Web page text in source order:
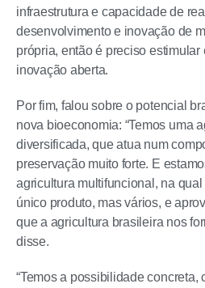
infraestrutura e capacidade de
desenvolvimento e inovação de
própria, então é preciso estimular
inovação aberta.
Por fim, falou sobre o potencial
nova bioeconomia: “Temos uma
diversificada, que atua num
preservação muito forte. E
agricultura multifuncional, na
único produto, mas vários, e
que a agricultura brasileira nos
disse.
“Temos a possibilidade concreta,